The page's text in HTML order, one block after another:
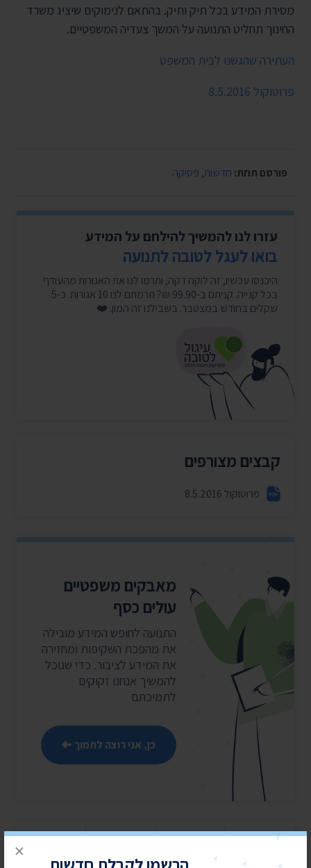
×
מסירת המידע בכל תיק ותיק. בהתאם לנימוקים שיציג משרד
החינוך תחליט התנועה על המשך צעדיה המשפטיים.
העתירה שהגשנו לבית המשפט
פרוטוקול 8.5.2016
פורסם תחת: חדשות, פסיקה
עזרו לנו להמשיך להילחם על המידע
בואו לעגל לטובה לתנועה
היכנסו עכשיו, זה לוקח דקה, ותרמו לנו את האגורות מהעודף
בכל קנייה. קניתם ב-99.90 ₪? תרמתם לנו 10 אגורות. כ-5
שקלים בחודש במצטבר. בשבילנו זה המון. ❤️
קבצים מצורפים
פרוטוקול 8.5.2016
מאבקים משפטיים
עולים כסף
התנועה לחופש המידע מובילה
את מהפכת השקיפות ומחזירה
את המידע לציבור. כדי שנוכל
להמשיך אנחנו זקוקים
לתמיכתם
כן, אני רוצה לתמוך